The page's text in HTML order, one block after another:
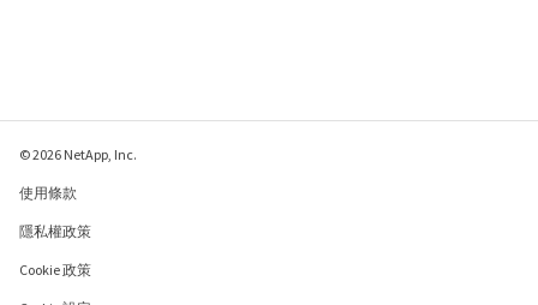
© 2026 NetApp, Inc.
使用條款
隱私權政策
Cookie 政策